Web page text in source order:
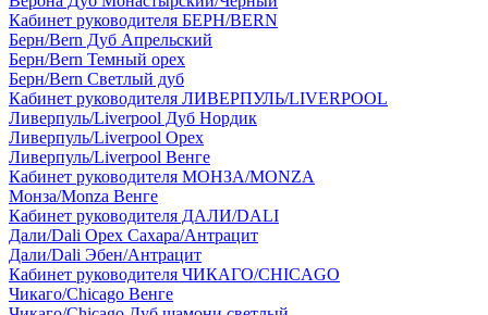
Кабинет руководителя БЕРН/BERN
Берн/Bern Дуб Апрельский
Берн/Bern Темный орех
Берн/Bern Светлый дуб
Кабинет руководителя ЛИВЕРПУЛЬ/LIVERPOOL
Ливерпуль/Liverpool Дуб Нордик
Ливерпуль/Liverpool Орех
Ливерпуль/Liverpool Венге
Кабинет руководителя МОНЗА/MONZA
Монза/Monza Венге
Кабинет руководителя ДАЛИ/DALI
Дали/Dali Орех Cахара/Антрацит
Дали/Dali Эбен/Антрацит
Кабинет руководителя ЧИКАГО/CHICAGO
Чикаго/Chicago Венге